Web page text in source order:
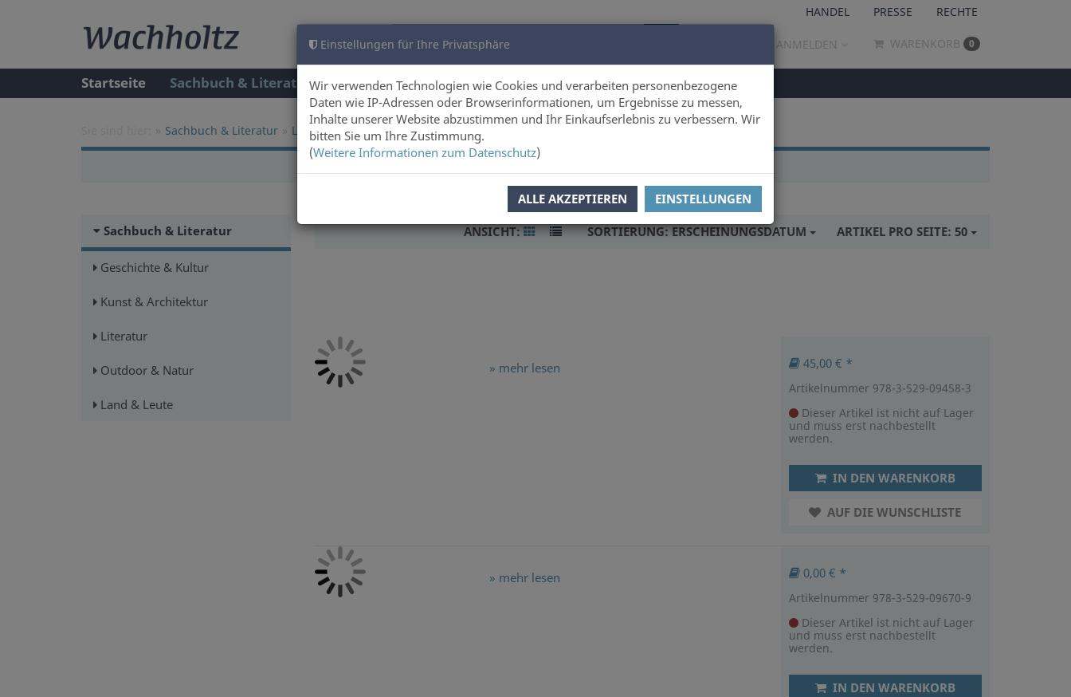
Einstellungen für Ihre Privatsphäre
Wir verwenden Technologien wie Cookies und verarbeiten personenbezogene
Daten wie IP-Adressen oder Browserinformationen, um Ergebnisse zu messen,
Inhalte unserer Website abzustimmen und Ihr Einkaufserlebnis zu verbessern. Wir
bitten Sie um Ihre Zustimmung.
(Weitere Informationen zum Datenschutz)
ALLE AKZEPTIEREN EINSTELLUNGEN
HANDEL PRESSE RECHTE
ANMELDEN WARENKORB 0
Startseite Sachbuch & Literatur Autoren Über uns
Sachbuch & Literatur Literatur
Sachbuch & Literatur
Geschichte & Kultur
Kunst & Architektur
Literatur
Outdoor & Natur
Land & Leute
ANSICHT: SORTIERUNG: ERSCHEINUNGSDATUM ARTIKEL PRO SEITE: 50
» mehr lesen 45,00 € *
Artikelnummer 978-3-529-09458-3
Dieser Artikel ist nicht auf Lager
und muss erst nachbestellt
werden.
IN DEN WARENKORB
AUF DIE WUNSCHLISTE
» mehr lesen 0,00 € *
Artikelnummer 978-3-529-09670-9
Dieser Artikel ist nicht auf Lager
und muss erst nachbestellt
werden.
IN DEN WARENKORB